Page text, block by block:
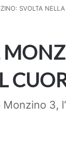
SVOLTA
3,